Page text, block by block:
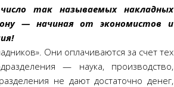
так называемых накладных
— начиная от экономистов и
Они оплачиваются за счет тех
— наука, производство,
не дают достаточно денег,